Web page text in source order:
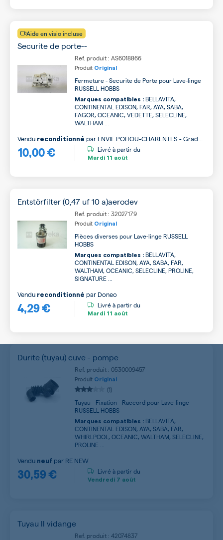
Aide en visio incluse
Securite de porte--
Ref. produit : AS6018866
Produit Original
Fermeture - Securite de Porte pour Lave-linge
RUSSELL HOBBS
Marques compatibles : BELLAVITA,
CONTINENTAL EDISON, FAR, AYA, SABA,
FAGOR, OCEANIC, VEDETTE, SELECLINE,
WALTHAM ...
10,00 €
Vendu reconditionné par ENVIE POITOU-CHARENTES - Grade
B
Livré à partir du
Mardi 11 août
Entstörfilter (0,47 uf 10 a)aerodev
Ref. produit : 32027179
Produit Original
Pièces diverses pour Lave-linge RUSSELL
HOBBS
Marques compatibles : BELLAVITA,
CONTINENTAL EDISON, AYA, SABA, FAR,
WALTHAM, OCEANIC, SELECLINE, PROLINE,
SIGNATURE ...
4,29 €
Vendu reconditionné par Doneo
Livré à partir du
Mardi 11 août
Durite (tuyau) cuve - pompe
Ref. produit : 0530009457
Produit Original
(1)
Tuyau - Fixation - Raccord pour Lave-linge
RUSSELL HOBBS
Marques compatibles : BELLAVITA,
CONTINENTAL EDISON, AYA, SABA, FAR,
WHIRLPOOL, OCEANIC, WALTHAM, SELECLINE,
PROLINE ...
30,59 €
Vendu neuf par RE NEW
Livré à partir du
Vendredi 7 août
Tuyau ll vidange
Ref. produit : 42074837